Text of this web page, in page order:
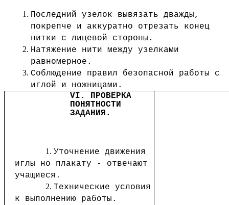
Последний узелок вывязать дважды,
покрепче и аккуратно отрезать конец
нитки с лицевой стороны.
Натяжение нити между узелками
равномерное.
Соблюдение правил безопасной работы с
иглой и ножницами.
VI. ПРОВЕРКА
ПОНЯТНОСТИ
ЗАДАНИЯ.
Уточнение движения
иглы но плакату - отвечают
учащиеся.
Технические условия
к выполнению работы.